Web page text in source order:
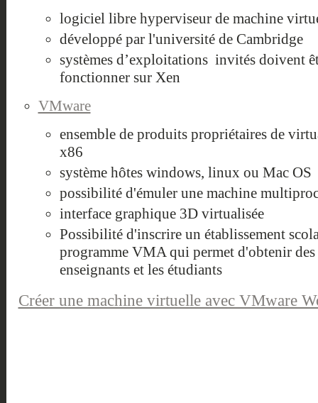
logiciel libre hyperviseur de machine
développé par l'université de Cambridge
systèmes d’exploitations invités doivent
fonctionner sur Xen
VMware
ensemble de produits propriétaires de
x86
système hôtes windows, linux ou Mac OS
possibilité d'émuler une machine
interface graphique 3D virtualisée
Possibilité d'inscrire un établissement
programme VMA qui permet d'obtenir
enseignants et les étudiants
Créer une machine virtuelle avec VMware